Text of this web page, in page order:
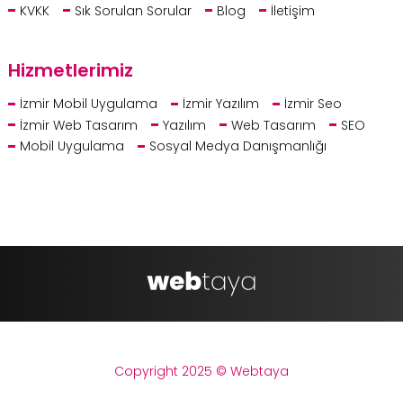
KVKK
Sık Sorulan Sorular Blog İletişim
Hizmetlerimiz
İzmir Mobil Uygulama İzmir Yazılım
İzmir Seo
İzmir Web Tasarım
Yazılım Web Tasarım
SEO
Mobil Uygulama
Sosyal Medya Danışmanlığı
Copyright 2025 © Webtaya